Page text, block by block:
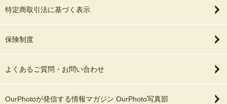
特定商取引法に基づく表示
保険制度
よくあるご質問・お問い合わせ
OurPhotoが発信する情報マガジン OurPhoto写真部